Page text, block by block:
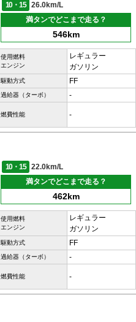
10・15
26.0km/L
満タンでどこまで走る？
546km
使用燃料
エンジン
レギュラー
ガソリン
駆動方式 FF
過給器（ターボ） -
燃費性能 -
10・15
22.0km/L
満タンでどこまで走る？
462km
使用燃料
エンジン
レギュラー
ガソリン
駆動方式 FF
過給器（ターボ） -
燃費性能 -